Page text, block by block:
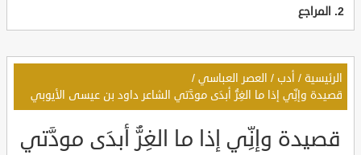
المراجع
الرئيسية / أدب / العصر العباسي /
قصيدة وإنِّي إذا ما الغِرُّ أبدَى مودَّتي الشاعر داود بن عيسى الأيوبي
قصيدة وإنِّي إذا ما الغِرُّ أبدَى مودَّتي